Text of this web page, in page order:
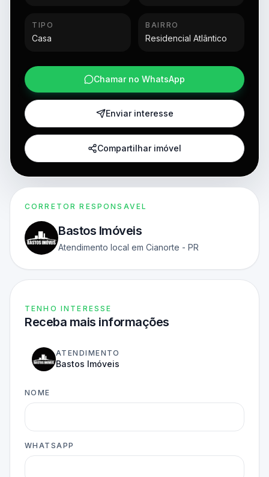
TIPO
Casa
BAIRRO
Residencial Atlântico
Chamar no WhatsApp
Enviar interesse
Compartilhar imóvel
CORRETOR RESPONSAVEL
Bastos Imóveis
Atendimento local em Cianorte - PR
TENHO INTERESSE
Receba mais informações
ATENDIMENTO
Bastos Imóveis
NOME
WHATSAPP